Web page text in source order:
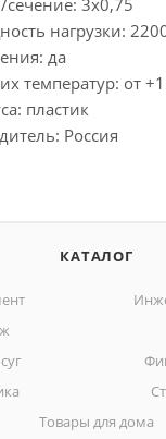
нагрузки:
да
температур: от
пластик
Россия
КАТАЛОГ
Товары для дома